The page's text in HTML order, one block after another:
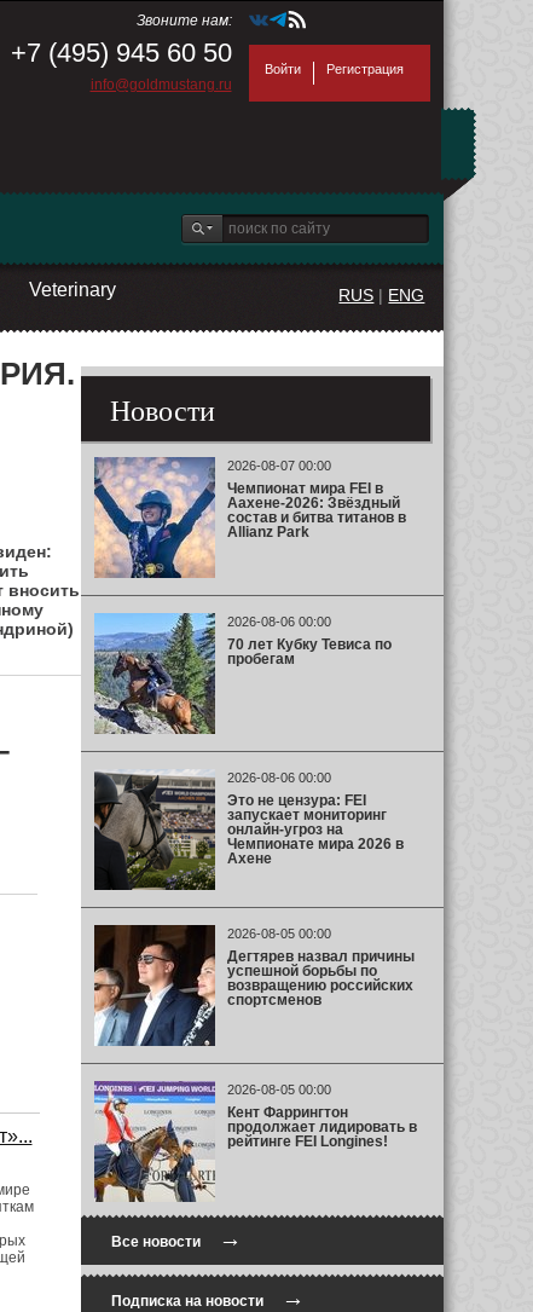
Звоните нам:
+7 (495) 945 60 50
info@goldmustang.ru
Войти Регистрация
Veterinary RUS | ENG
вносить
Новости
2026-08-07 00:00
Чемпионат мира FEI в
Аахене-2026: Звёздный
состав и битва титанов в
Allianz Park
2026-08-06 00:00
70 лет Кубку Тевиса по
пробегам
2026-08-06 00:00
Это не цензура: FEI
запускает мониторинг
онлайн-угроз на
Чемпионате мира 2026 в
Ахене
2026-08-05 00:00
Дегтярев назвал причины
успешной борьбы по
возвращению российских
спортсменов
2026-08-05 00:00
Кент Фаррингтон
продолжает лидировать в
рейтинге FEI Longines!
Все новости→
Подписка на новости→